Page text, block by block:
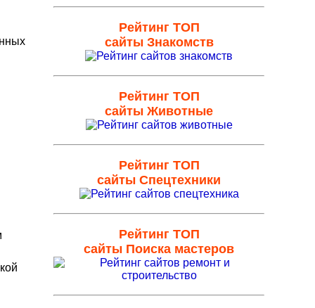
Рейтинг ТОП
сайты Знакомств
Рейтинг ТОП
сайты Животные
Рейтинг ТОП
сайты Спецтехники
Рейтинг ТОП
сайты Поиска мастеров